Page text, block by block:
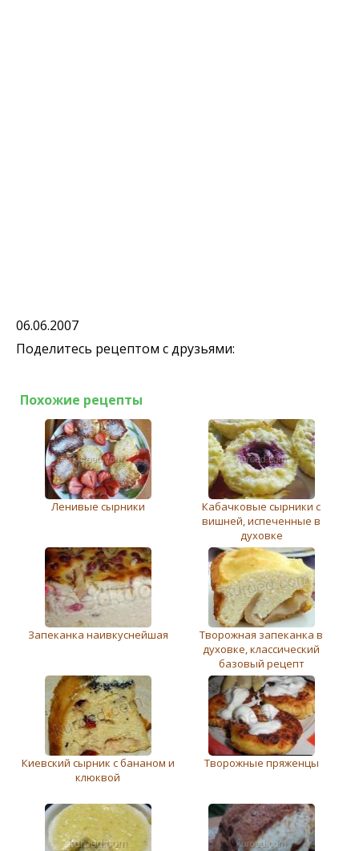
06.06.2007
Поделитесь рецептом с друзьями:
Похожие рецепты
Ленивые сырники
Кабачковые сырники с
вишней, испеченные в
духовке
Запеканка наивкуснейшая
Творожная запеканка в
духовке, классический
базовый рецепт
Киевский сырник с бананом и
клюквой
Творожные пряженцы